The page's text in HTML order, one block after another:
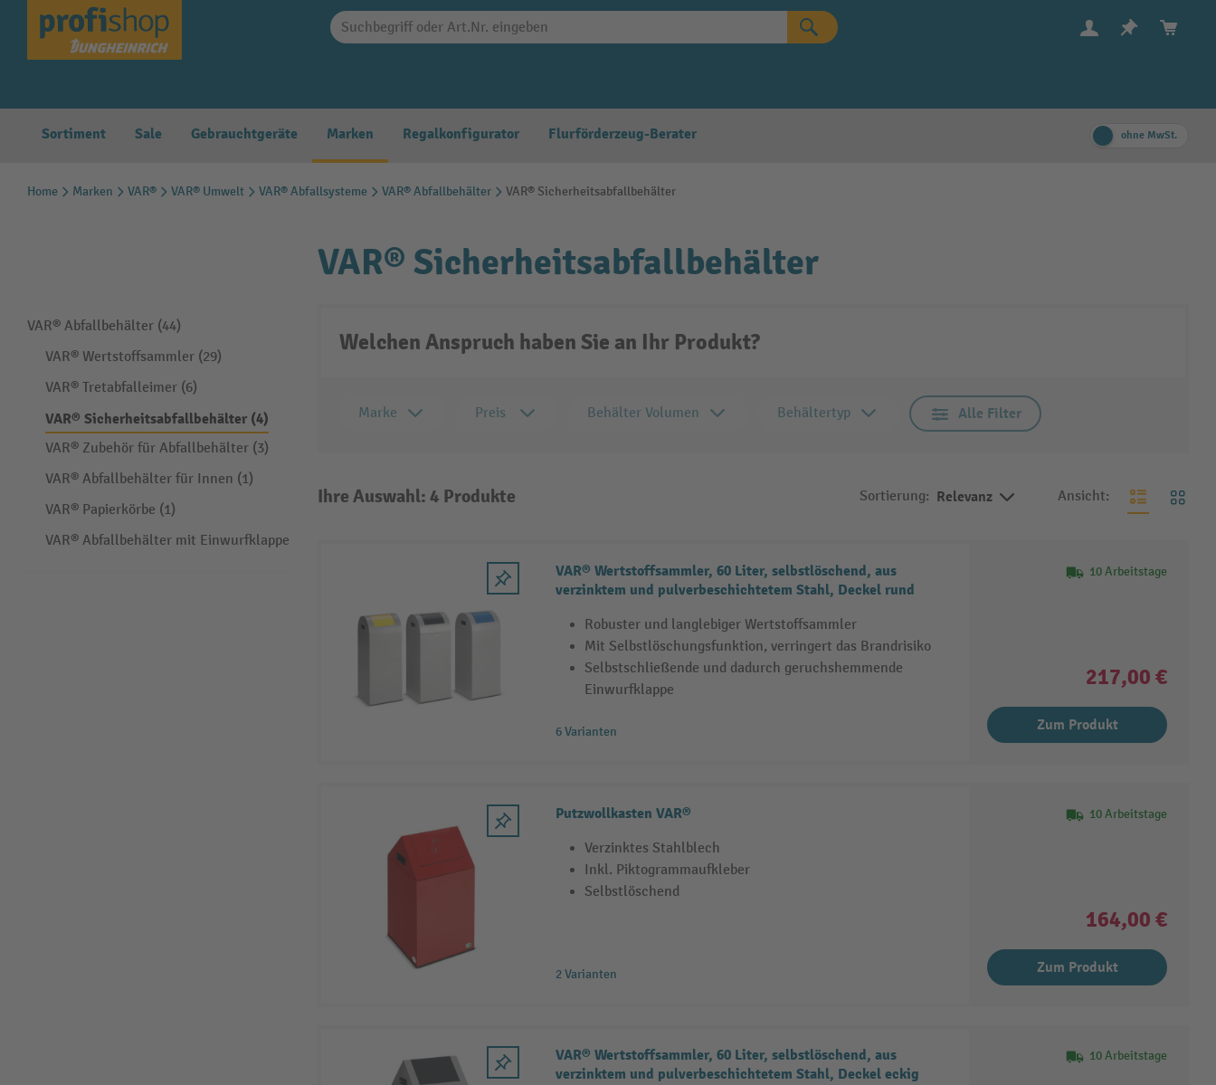
Zur Hauptnavigation springen
Sortiment Sale Gebrauchtgeräte Marken Regalkonfigurator Flurförderzeug-Berater ohne MwSt.
Home Marken VAR® VAR® Umwelt VAR® Abfallsysteme VAR® Abfallbehälter VAR® Sicherheitsabfallbehälter
VAR® Abfallbehälter (44)
VAR® Wertstoffsammler (29)
VAR® Tretabfalleimer (6)
VAR® Sicherheitsabfallbehälter (4)
VAR® Zubehör für Abfallbehälter (3)
VAR® Abfallbehälter für Innen (1)
VAR® Papierkörbe (1)
VAR® Abfallbehälter mit Einwurfklappe
VAR® Sicherheitsabfallbehälter
Welchen Anspruch haben Sie an Ihr Produkt?
Marke Preis Behälter Volumen Behältertyp Alle Filter
Ihre Auswahl: 4 Produkte Sortierung: Relevanz Ansicht:
VAR® Wertstoffsammler, 60 Liter, selbstlöschend, aus
verzinktem und pulverbeschichtetem Stahl, Deckel rund
Robuster und langlebiger Wertstoffsammler
Mit Selbstlöschungsfunktion, verringert das Brandrisiko
Selbstschließende und dadurch geruchshemmende
Einwurfklappe
6 Varianten
10 Arbeitstage
217,00 €
Zum Produkt
Putzwollkasten VAR®
Verzinktes Stahlblech
Inkl. Piktogrammaufkleber
Selbstlöschend
2 Varianten
10 Arbeitstage
164,00 €
Zum Produkt
VAR® Wertstoffsammler, 60 Liter, selbstlöschend, aus
verzinktem und pulverbeschichtetem Stahl, Deckel eckig
10 Arbeitstage